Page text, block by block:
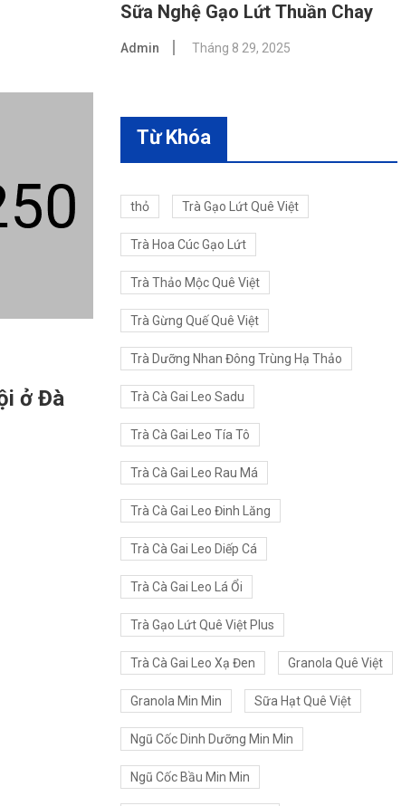
ở Đà
Sữa Nghệ Gạo Lứt Thuần Chay
Admin Tháng 8 29, 2025
Từ Khóa
thỏ Trà Gạo Lứt Quê Việt
Trà Hoa Cúc Gạo Lứt
Trà Thảo Mộc Quê Việt
Trà Gừng Quế Quê Việt
Trà Dưỡng Nhan Đông Trùng Hạ Thảo
Trà Cà Gai Leo Sadu
Trà Cà Gai Leo Tía Tô
Trà Cà Gai Leo Rau Má
Trà Cà Gai Leo Đinh Lăng
Trà Cà Gai Leo Diếp Cá
Trà Cà Gai Leo Lá Ổi
Trà Gạo Lứt Quê Việt Plus
Trà Cà Gai Leo Xạ Đen Granola Quê Việt
Granola Min Min Sữa Hạt Quê Việt
Ngũ Cốc Dinh Dưỡng Min Min
Ngũ Cốc Bầu Min Min